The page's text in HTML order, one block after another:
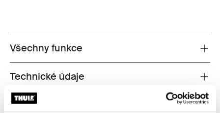
Toggle features
Všechny funkce
Toggle techspec
Technické údaje
Toggle guides and instructions
Návod